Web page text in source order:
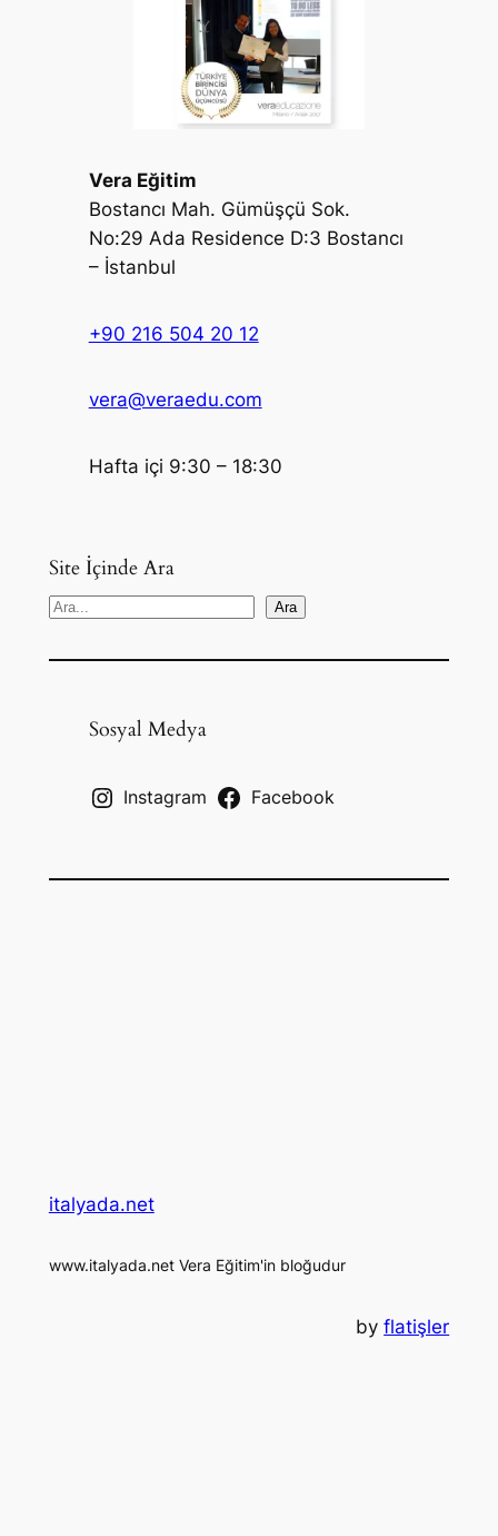
Vera Eğitim
Bostancı Mah. Gümüşçü Sok.
No:29 Ada Residence D:3 Bostancı
– İstanbul
+90 216 504 20 12
vera@veraedu.com
Hafta içi 9:30 – 18:30
Site İçinde Ara
S
a
Ara
Sosyal Medya
Instagram Facebook
italyada.net
www.italyada.net Vera Eğitim'in bloğudur
byflatişler